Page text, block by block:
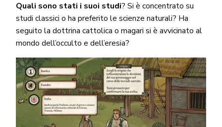
Quali sono stati i suoi studi? Si è concentrato su
studi classici o ha preferito le scienze naturali? Ha
seguito la dottrina cattolica o magari si è avvicinato al
mondo dell’occulto e dell’eresia?